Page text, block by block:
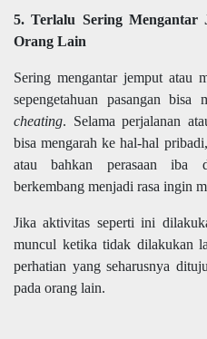
5. Terlalu Sering Mengantar
Orang Lain
Sering mengantar jemput atau
sepengetahuan pasangan bisa
cheating. Selama perjalanan
bisa mengarah ke hal-hal
atau bahkan perasaan iba
berkembang menjadi rasa ingin
Jika aktivitas seperti ini
muncul ketika tidak dilakukan
perhatian yang seharusnya
pada orang lain.